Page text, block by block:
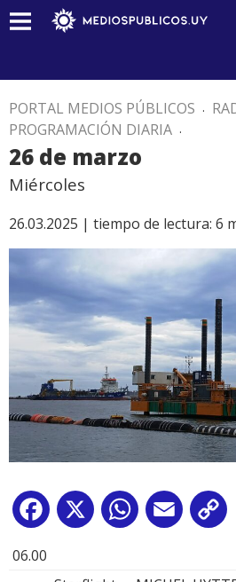
PORTAL MEDIOS PÚBLICOS .
PROGRAMACIÓN DIARIA .
26 de marzo
Miércoles
26.03.2025 | tiempo de lectura: 6
Facebook
X WhatsApp
Email
06.00